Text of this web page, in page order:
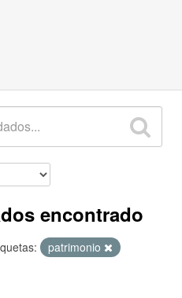
encontrado
patrimonio